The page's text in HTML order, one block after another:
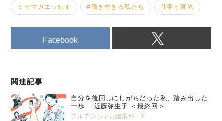
ミモマガエッセイ #働き生きる私たち 仕事と育児
Facebook
関連記事
自分を後回しにしがちだった私、踏み出した
一歩 近藤弥生子 ＜最終回＞
プルデンシャル編集部・Y